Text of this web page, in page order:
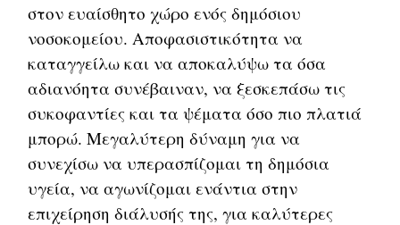
στον ευαίσθητο χώρο ενός δημόσιου
νοσοκομείου. Αποφασιστικότητα να
καταγγείλω και να αποκαλύψω τα όσα
αδιανόητα συνέβαιναν, να ξεσκεπάσω τις
συκοφαντίες και τα ψέματα όσο πιο πλατιά
μπορώ. Μεγαλύτερη δύναμη για να
συνεχίσω να υπερασπίζομαι τη δημόσια
υγεία, να αγωνίζομαι ενάντια στην
επιχείρηση διάλυσής της, για καλύτερες